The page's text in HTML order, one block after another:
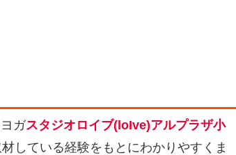
ガスタジオロイブ(loIve)アルプラザ小
している経験をもとにわかりやすくま